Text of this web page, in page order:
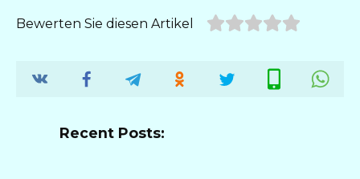
Bewerten Sie diesen Artikel
Recent Posts: